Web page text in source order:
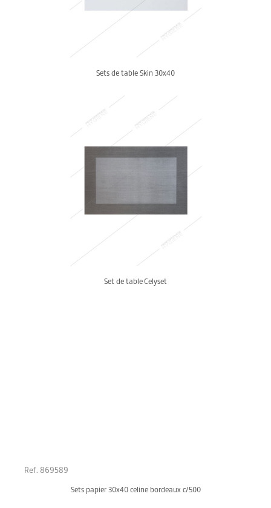
Sets de table Skin 30x40
Set de table Celyset
Ref. 869589
Sets papier 30x40 celine bordeaux c/500